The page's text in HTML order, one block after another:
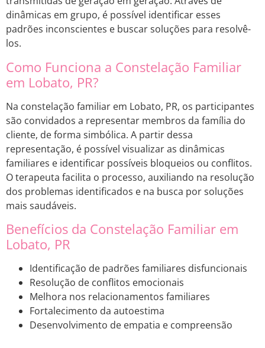
dinâmicas em grupo, é possível identificar esses
padrões inconscientes e buscar soluções para resolvê-
los.
Como Funciona a Constelação Familiar
em Lobato, PR?
Na constelação familiar em Lobato, PR, os participantes
são convidados a representar membros da família do
cliente, de forma simbólica. A partir dessa
representação, é possível visualizar as dinâmicas
familiares e identificar possíveis bloqueios ou conflitos.
O terapeuta facilita o processo, auxiliando na resolução
dos problemas identificados e na busca por soluções
mais saudáveis.
Benefícios da Constelação Familiar em
Lobato, PR
Identificação de padrões familiares disfuncionais
Resolução de conflitos emocionais
Melhora nos relacionamentos familiares
Fortalecimento da autoestima
Desenvolvimento de empatia e compreensão